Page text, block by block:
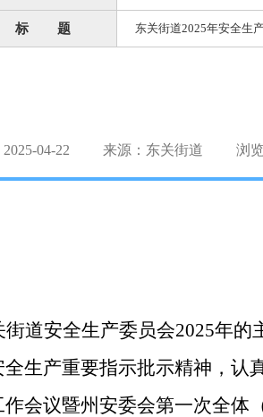
标 题 东关街道2025年安全生
04-22 来源：东关街道 浏
街道安全生产委员会2025年的
全生产重要指示批示精神，认
作会议暨州安委会第一次全体